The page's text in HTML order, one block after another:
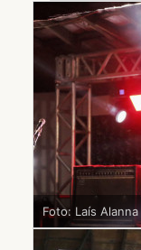
Foto: Laís Alanna